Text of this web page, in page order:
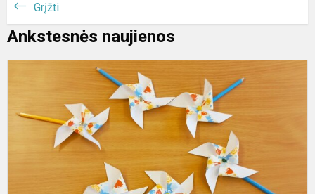
Grįžti
Ankstesnės naujienos